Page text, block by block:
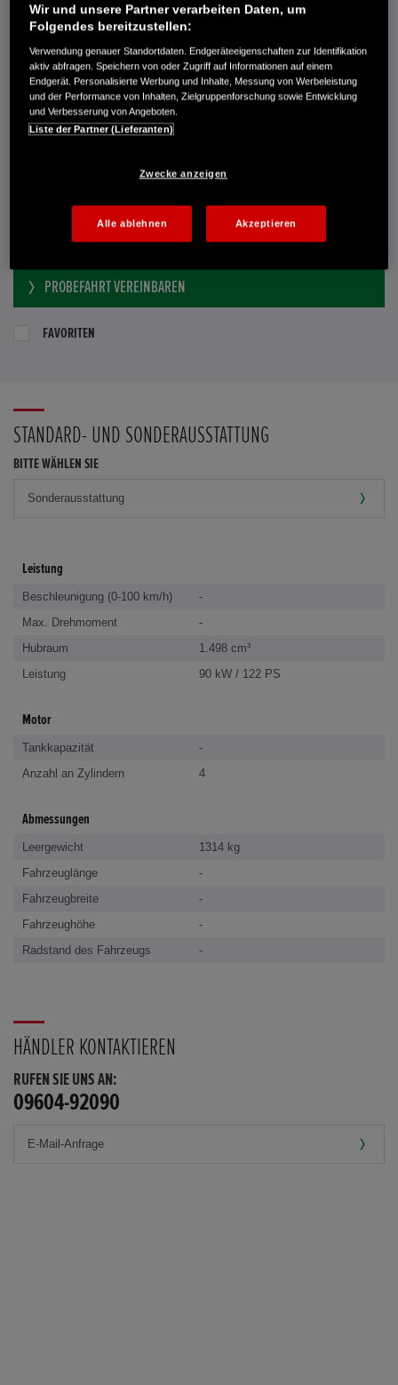
Kettnitzmühle 22
92533 Wernberg-Köblitz
RUFEN SIE UNS AN:
09604-92090
Route planen
Dealer Website anzeigen
E-MAIL-ANFRAGE
PROBEFAHRT VEREINBAREN
FAVORITEN
STANDARD- UND SONDERAUSSTATTUNG
BITTE WÄHLEN SIE
Leistung
Beschleunigung (0-100 km/h)
-
Max. Drehmoment
-
Hubraum
1.498 cm³
Leistung
90 kW / 122 PS
Motor
Tankkapazität
-
Anzahl an Zylindern
4
Abmessungen
Leergewicht
1314 kg
Fahrzeuglänge
-
Fahrzeugbreite
-
Fahrzeughöhe
-
Radstand des Fahrzeugs
-
HÄNDLER KONTAKTIEREN
RUFEN SIE UNS AN:
09604-92090
Wir und unsere Partner verarbeiten Daten, um
Folgendes bereitzustellen:
Verwendung genauer Standortdaten. Endgeräteeigenschaften zur Identifikation
aktiv abfragen. Speichern von oder Zugriff auf Informationen auf einem
Endgerät. Personalisierte Werbung und Inhalte, Messung von Werbeleistung
und der Performance von Inhalten, Zielgruppenforschung sowie Entwicklung
und Verbesserung von Angeboten.
Liste der Partner (Lieferanten)
Zwecke anzeigen
Alle ablehnen Akzeptieren